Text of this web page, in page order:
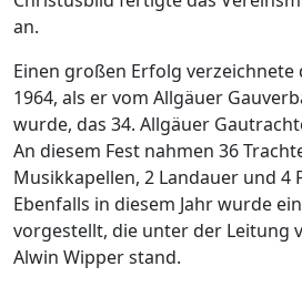
an.
Einen großen Erfolg verzeichnete
1964, als er vom Allgäuer
wurde, das 34. Allgäuer
An diesem Fest nahmen 36
Musikkapellen, 2 Landauer und 4
Ebenfalls in diesem Jahr wurde
vorgestellt, die unter der Leitung
Alwin Wipper stand.